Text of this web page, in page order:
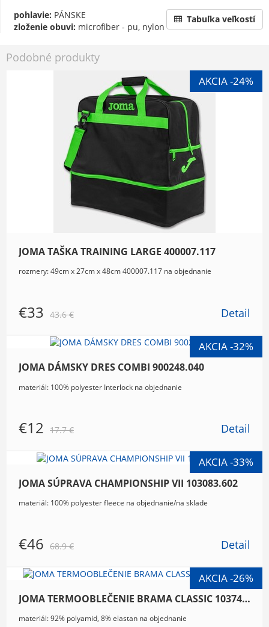
Tabuľka veľkostí
pohlavie: PÁNSKE
zloženie obuvi: microfiber - pu, nylon
Podobné produkty
JOMA TAŠKA TRAINING LARGE 400007.117
rozmery: 49cm x 27cm x 48cm 400007.117 na objednanie
€33 43.6 € Detail
JOMA DÁMSKY DRES COMBI 900248.040
materiál: 100% polyester Interlock na objednanie
€12 17.7 € Detail
JOMA SÚPRAVA CHAMPIONSHIP VII 103083.602
materiál: 100% polyester fleece na objednanie/na sklade
€46 68.9 € Detail
JOMA TERMOOBLEČENIE BRAMA CLASSIC 103749.700
materiál: 92% polyamid, 8% elastan na objednanie